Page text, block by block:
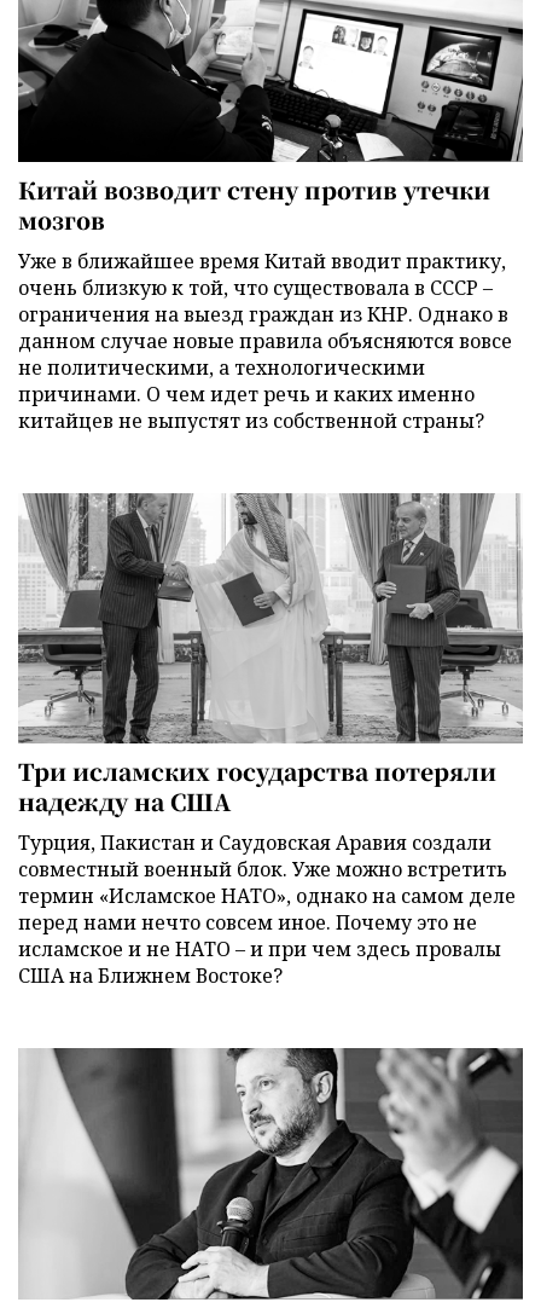
Китай возводит стену против утечки
мозгов
Уже в ближайшее время Китай вводит практику,
очень близкую к той, что существовала в СССР –
ограничения на выезд граждан из КНР. Однако в
данном случае новые правила объясняются вовсе
не политическими, а технологическими
причинами. О чем идет речь и каких именно
китайцев не выпустят из собственной страны?
Три исламских государства потеряли
надежду на США
Турция, Пакистан и Саудовская Аравия создали
совместный военный блок. Уже можно встретить
термин «Исламское НАТО», однако на самом деле
перед нами нечто совсем иное. Почему это не
исламское и не НАТО – и при чем здесь провалы
США на Ближнем Востоке?